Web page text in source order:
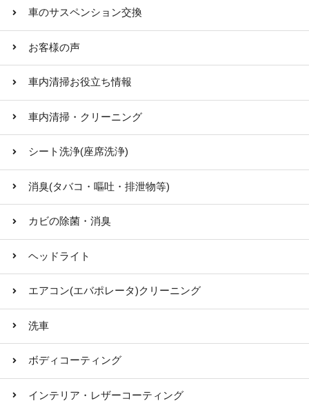
車のサスペンション交換
お客様の声
車内清掃お役立ち情報
車内清掃・クリーニング
シート洗浄(座席洗浄)
消臭(タバコ・嘔吐・排泄物等)
カビの除菌・消臭
ヘッドライト
エアコン(エバポレータ)クリーニング
洗車
ボディコーティング
インテリア・レザーコーティング